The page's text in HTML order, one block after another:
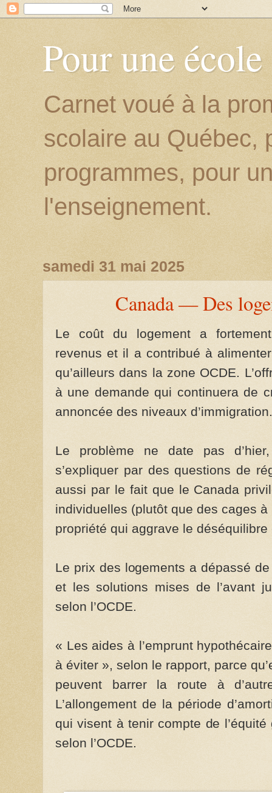
Pour une
Carnet voué à la
scolaire au Québec,
programmes, pour
l'enseignement.
samedi 31 mai 2025
Canada — Des
Le coût du logement a
revenus et il a contribué à
qu’ailleurs dans la zone OCDE.
à une demande qui continuera de
annoncée des niveaux d’immigration.
Le problème ne date pas
s’expliquer par des questions de
aussi par le fait que le Canada
individuelles (plutôt que des cages
propriété qui aggrave le déséquilibre
Le prix des logements a dépassé
et les solutions mises de l’avant
selon l’OCDE.
« Les aides à l’emprunt
à éviter », selon le rapport, parce
peuvent barrer la route à
L’allongement de la période
qui visent à tenir compte de
selon l’OCDE.